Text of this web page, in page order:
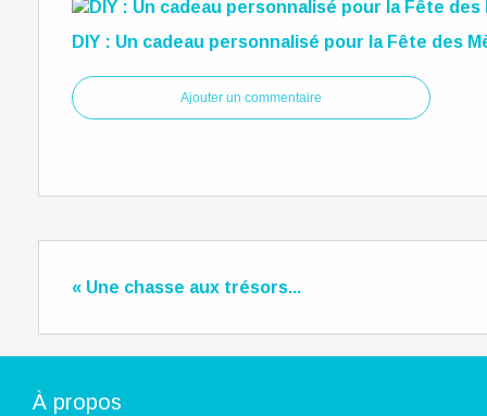
DIY : Un cadeau personnalisé pour la Fête des
Ajouter un commentaire
« Une chasse aux trésors...
À propos